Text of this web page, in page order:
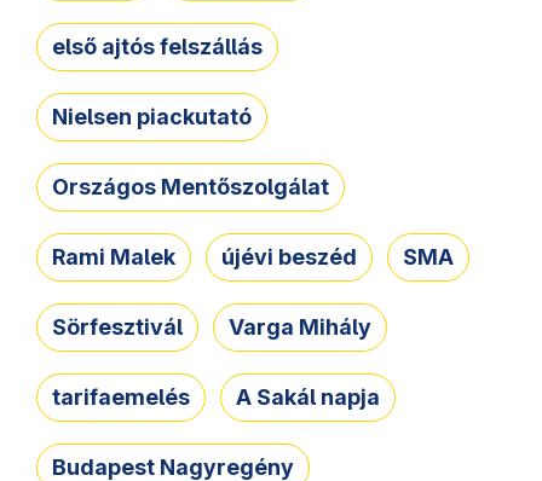
első ajtós felszállás
Nielsen piackutató
Országos Mentőszolgálat
Rami Malek újévi beszéd SMA
Sörfesztivál Varga Mihály
tarifaemelés A Sakál napja
Budapest Nagyregény